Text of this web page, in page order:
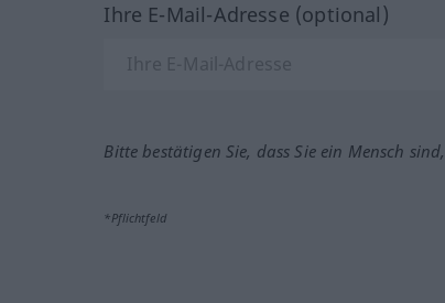
Ihre E-Mail-Adresse (optional)
Bitte bestätigen Sie, dass Sie ein Mensch
*Pflichtfeld